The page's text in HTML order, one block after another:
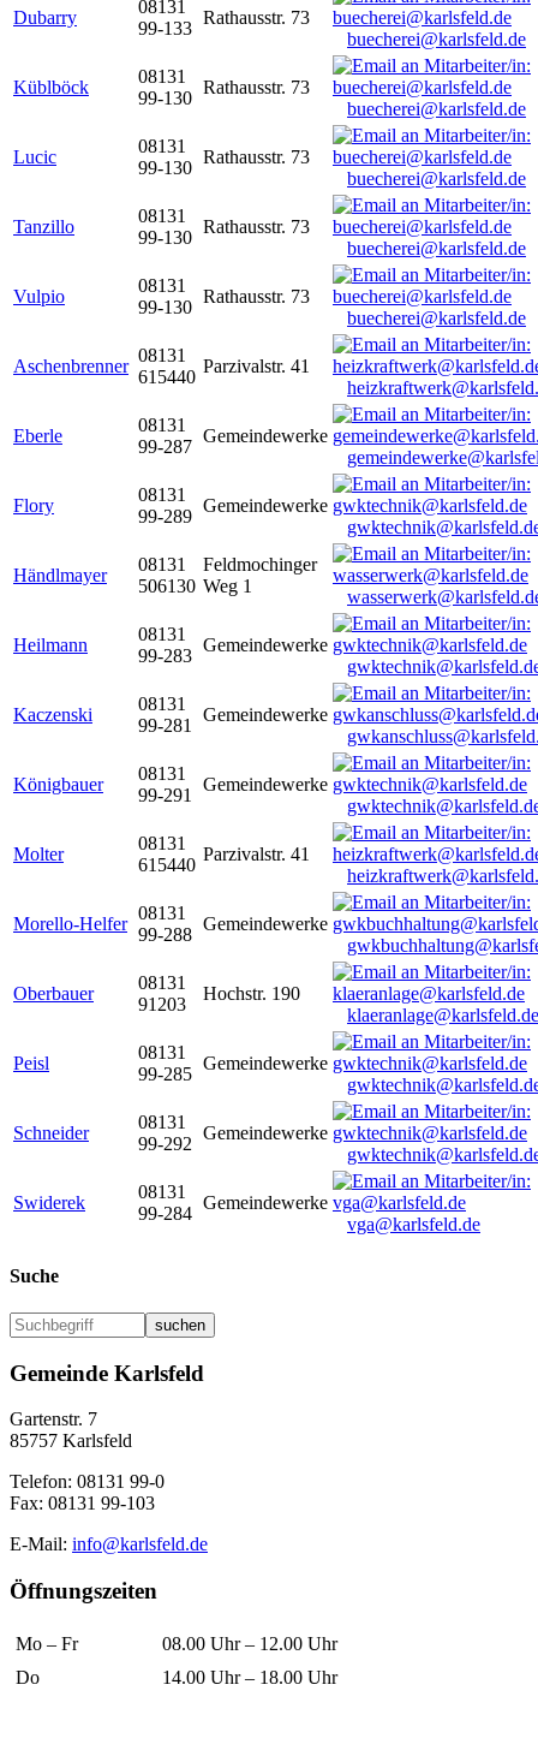
Dubarry
08131
99-133
Rathausstr. 73
buecherei@karlsfeld.de
Küblböck
08131
99-130
Rathausstr. 73
buecherei@karlsfeld.de
Lucic
08131
99-130
Rathausstr. 73
buecherei@karlsfeld.de
Tanzillo
08131
99-130
Rathausstr. 73
buecherei@karlsfeld.de
Vulpio
08131
99-130
Rathausstr. 73
buecherei@karlsfeld.de
Aschenbrenner
08131
615440
Parzivalstr. 41
Eberle
08131
99-287
Gemeindewerke
Flory
08131
99-289
Gemeindewerke
Händlmayer
08131
506130
Feldmochinger
Weg 1
Heilmann
08131
99-283
Gemeindewerke
Kaczenski
08131
99-281
Gemeindewerke
Königbauer
08131
99-291
Gemeindewerke
Molter
08131
615440
Parzivalstr. 41
Morello-Helfer
08131
99-288
Gemeindewerke
Oberbauer
08131
91203
Hochstr. 190
klaeranlage@karlsfeld.de
Peisl
08131
99-285
Gemeindewerke
Schneider
08131
99-292
Gemeindewerke
Swiderek
08131
99-284
Gemeindewerke
vga@karlsfeld.de
Suche
suchen
Gemeinde Karlsfeld
Gartenstr. 7
85757 Karlsfeld
Telefon: 08131 99-0
Fax: 08131 99-103
E-Mail: info@karlsfeld.de
Öffnungszeiten
Mo – Fr
08.00 Uhr – 12.00 Uhr
Do
14.00 Uhr – 18.00 Uhr